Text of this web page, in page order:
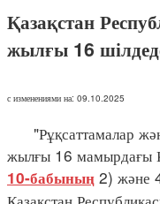
Қазақстан
жылғы 16
с изменениями на: 09.10.2025
"Рұқсаттамалар
жылғы 16 мамырдағы
10-бабының 2) және
Қазақстан